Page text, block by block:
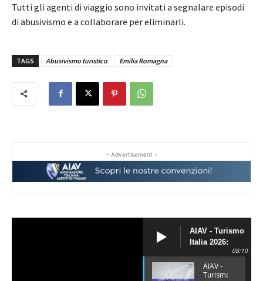
Tutti gli agenti di viaggio sono invitati a segnalare episodi
di abusivismo e a collaborare per eliminarli.
TAGS Abusivismo turistico Emilia Romagna
- Advertisement -
AIAV - Turismo
Italia 2026:
siamo il Paese
più
performante
08:10
AIAV -
Turismo